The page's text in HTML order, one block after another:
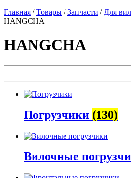
Главная /Товары /Запчасти / Для
HANGCHA
HANGCHA
Погрузчики (130)
Вилочные